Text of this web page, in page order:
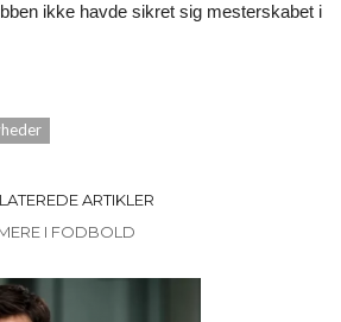
ikke havde sikret sig mesterskabet i
ARTIKLER
I FODBOLD